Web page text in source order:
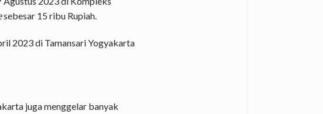
sebesar 15 ribu Rupiah.
2023 di Tamansari Yogyakarta
juga menggelar banyak